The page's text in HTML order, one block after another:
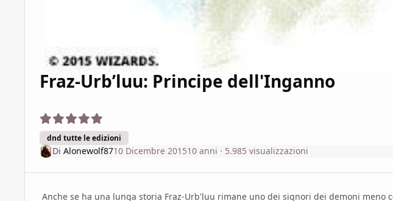
Fraz-Urb’luu: Principe dell'Inganno
dnd tutte le edizioni
Di Alonewolf8710 Dicembre 201510 anni · 5.985 visualizzazioni
Anche se ha una lunga storia Fraz-Urb'luu rimane uno dei signori dei demoni meno